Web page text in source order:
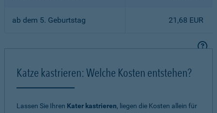
ab dem 5. Geburtstag 21,68 EUR
Katze kastrieren: Welche Kosten entstehen?
Lassen Sie Ihren Kater kastrieren, liegen die Kosten allein für